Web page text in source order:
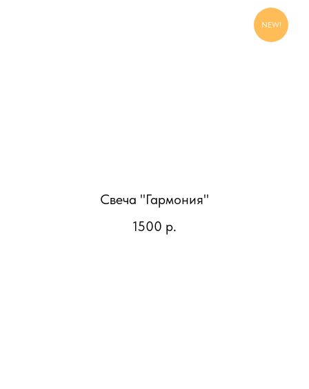
NEW!
Свеча "Гармония"
1500 р.